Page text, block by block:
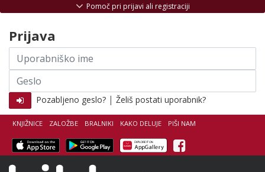
KNJIŽNICE ZALOŽBE BRALNIKI KAKO DELUJE PIŠI NAM
Facebook
Pomoč pri prijavi ali registraciji
Prijava
Uporabniško
ime
Geslo
Pozabljeno geslo? | Želiš postati uporabnik?